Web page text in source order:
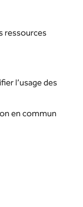
ressources
l’usage des
en commun